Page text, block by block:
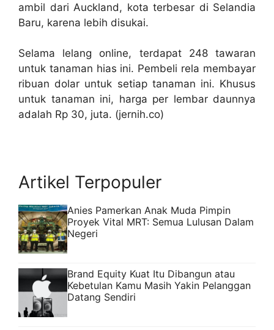
ambil dari Auckland, kota terbesar di Selandia
Baru, karena lebih disukai.
Selama lelang online, terdapat 248 tawaran
untuk tanaman hias ini. Pembeli rela membayar
ribuan dolar untuk setiap tanaman ini. Khusus
untuk tanaman ini, harga per lembar daunnya
adalah Rp 30, juta. (jernih.co)
Artikel Terpopuler
Anies Pamerkan Anak Muda Pimpin
Proyek Vital MRT: Semua Lulusan Dalam
Negeri
Brand Equity Kuat Itu Dibangun atau
Kebetulan Kamu Masih Yakin Pelanggan
Datang Sendiri